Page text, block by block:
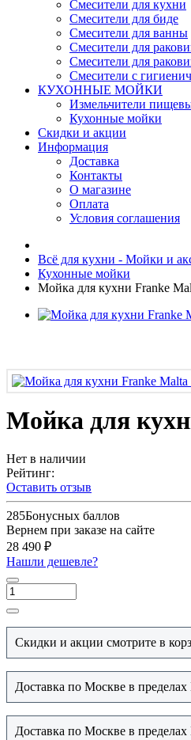
Смесители для кухни
Смесители для биде
Смесители для ванны
Смесители для
Смесители для
Смесители с
КУХОННЫЕ МОЙКИ
Измельчители
Кухонные мойки
Скидки и акции
Информация
Доставка
Контакты
О магазине
Оплата
Условия соглашения
Всё для кухни - Мойки и
Кухонные мойки
Мойка для кухни Franke
Мойка для
Нет в наличии
Рейтинг:
Оставить отзыв
285Бонусных баллов
Вернем при заказе на сайте
28 490 ₽
Нашли дешевле?
Скидки и акции смотрите в
Доставка по Москве в
Доставка по Москве в